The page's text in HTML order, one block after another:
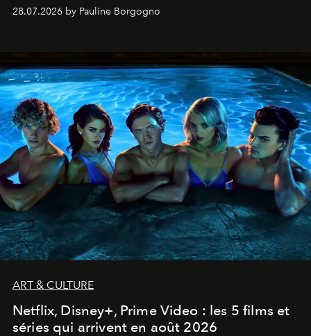
28.07.2026 by Pauline Borgogno
ART & CULTURE
Netflix, Disney+, Prime Video : les 5 films et
séries qui arrivent en août 2026